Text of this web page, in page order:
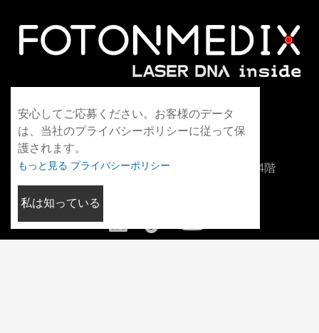
WhatsApp+86 13306042021
info@fotonmedix.com
中国福建省厦門市海峡両岸清華研究院C棟4階
安心してご応募ください。お客様のデータ
は、当社のプライバシーポリシーに従って保
護されます。
もっと見る プライバシーポリシー
私は知っている